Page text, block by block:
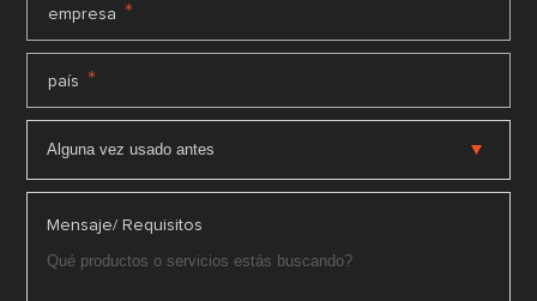
empresa *
país *
Mensaje/ Requisitos